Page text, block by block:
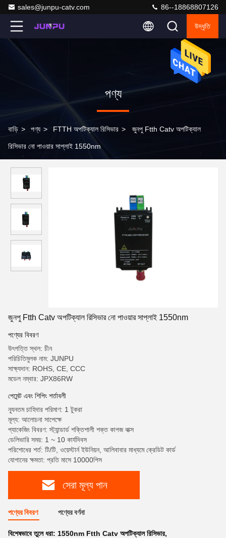
sales@junpu-catv.com 86--18868807126
উদ্ধৃতি
পণ্য
বাড়ি > পণ্য > FTTH অপটিক্যাল রিসিভার > জুনপু Ftth Catv অপটিক্যাল
রিসিভার নো পাওয়ার সাপ্লাই 1550nm
জুনপু Ftth Catv অপটিক্যাল রিসিভার নো পাওয়ার সাপ্লাই 1550nm
পণ্যের বিবরণ
উৎপত্তি স্থল: চীন
পরিচিতিমুলক নাম: JUNPU
সাক্ষ্যদান: ROHS, CE, CCC
মডেল নম্বার: JPX86RW
পেমেন্ট এবং শিপিং শর্তাবলী
ন্যূনতম চাহিদার পরিমাণ: 1 টুকরা
মূল্য: আলোচনা সাপেক্ষে
প্যাকেজিং বিবরণ: স্ট্যান্ডার্ড শক্তিশালী শক্ত কাগজ বাক্স
ডেলিভারি সময়: 1 ~ 10 কার্যদিবস
পরিশোধের শর্ত: টি/টি, ওয়েস্টার্ন ইউনিয়ন, আলিবাবার মাধ্যমে ক্রেডিট কার্ড
যোগানের ক্ষমতা: প্রতি মাসে 10000পিস
সেরা মূল্য পান
পণ্যের বিবরণ পণ্যের বর্ণনা
বিশেষভাবে তুলে ধরা: 1550nm Ftth Catv অপটিক্যাল রিসিভার,